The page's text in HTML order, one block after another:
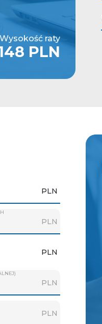
Wysokość raty
PLN
PLN
PLN
PLN
PLN
PLN